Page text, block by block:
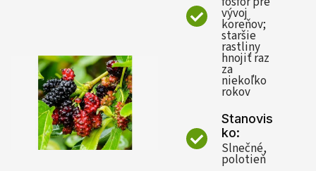
vývoj
koreňov;
staršie
rastliny
hnojiť raz
za
niekoľko
rokov
Stanovis
ko:
Slnečné,
polotieň